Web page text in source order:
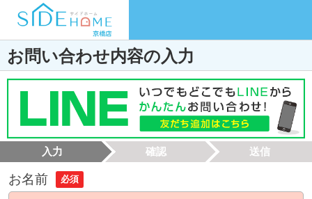
お問い合わせ内容の入力
入力 確認 送信
お名前 必須